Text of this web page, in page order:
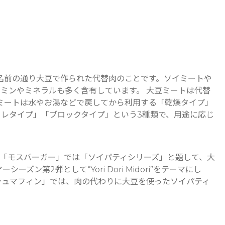
前の通り大豆で作られた代替肉のことです。ソイミートや
ンやミネラルも多く含有しています。 大豆ミートは代替
トは水やお湯などで戻してから利用する「乾燥タイプ」
タイプ」「ブロックタイプ」という3種類で、用途に応じ
モスバーガー」では「ソイパティシリーズ」と題して、大
シーズン第2弾として“Yori Dori Midori”をテーマにし
マフィン」では、肉の代わりに大豆を使ったソイパティ